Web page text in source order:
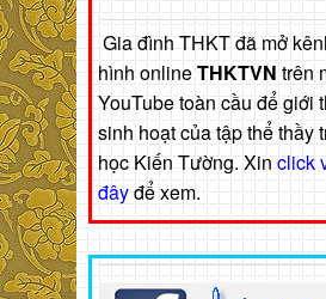
Gia đình THKT đã mở
hình onlineTHKTVN trên
YouTube toàn cầu để giới
sinh hoạt của tập thể thầy
học Kiến Tường. Xin click
đâyđể xem.